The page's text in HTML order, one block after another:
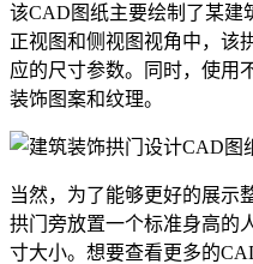
该CAD图纸主要绘制了某建
正视图和侧视图视角中，该
应的尺寸参数。同时，使用
装饰图案和纹理。
当然，为了能够更好的展示
拱门旁放置一个标准身高的
寸大小。想要查看更多的